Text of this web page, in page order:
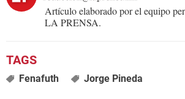
Artículo elaborado por el equipo
LA PRENSA.
Fenafuth Jorge Pineda